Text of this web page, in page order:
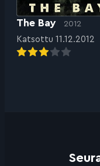
The Bay 2012
Katsottu 11.12.2012